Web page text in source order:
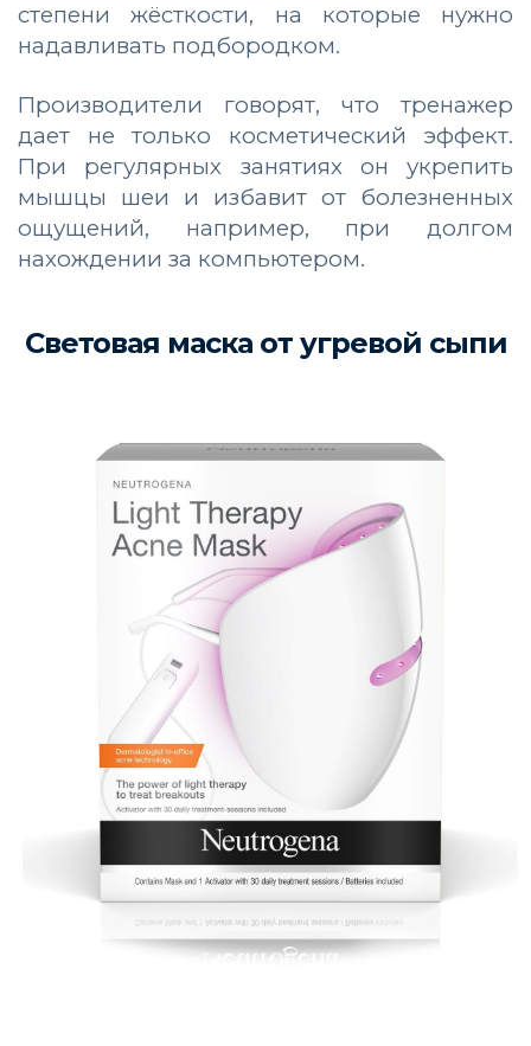
степени жёсткости, на которые нужно
надавливать подбородком.
Производители говорят, что тренажер
дает не только косметический эффект.
При регулярных занятиях он укрепить
мышцы шеи и избавит от болезненных
ощущений, например, при долгом
нахождении за компьютером.
Световая маска от угревой сыпи